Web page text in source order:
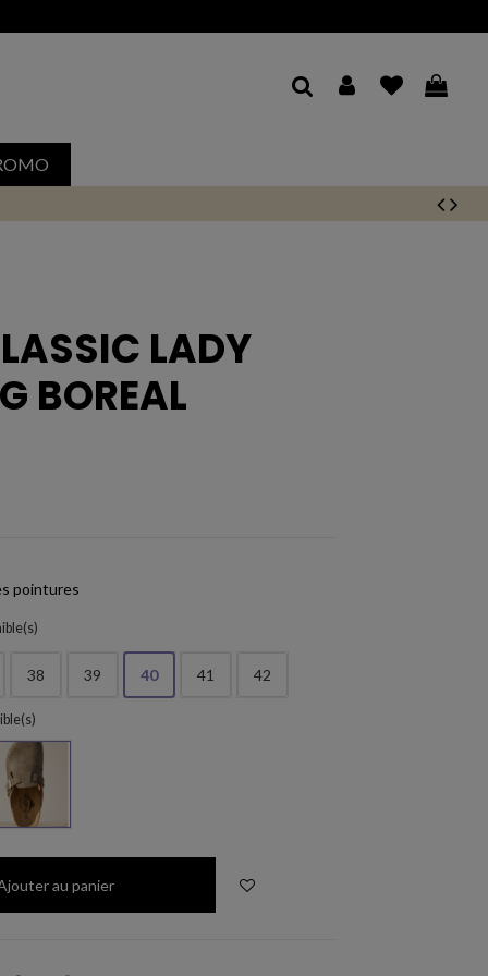
LADY
BOREAL
pointures
38 39 40 41 42
trebol
au panier